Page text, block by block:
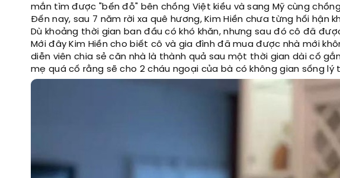
mắn tìm được "bến đỗ" bên chồng Việt kiều và sang Mỹ cùng
Đến nay, sau 7 năm rời xa quê hương, Kim Hiền chưa từng hối hận
Dù khoảng thời gian ban đầu có khó khăn, nhưng sau đó cô đã
Mới đây Kim Hiền cho biết cô và gia đình đã mua được nhà mới
diễn viên chia sẻ căn nhà là thành quả sau một thời gian dài cố
mẹ quá cố rằng sẽ cho 2 cháu ngoại của bà có không gian sống lý